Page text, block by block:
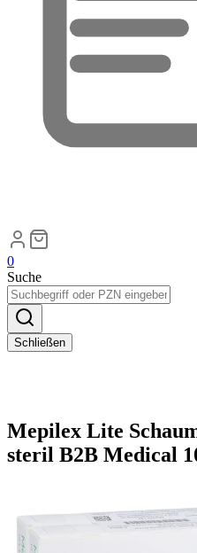
0
Suche
Schließen
Mepilex Lite
steril B2B Medical